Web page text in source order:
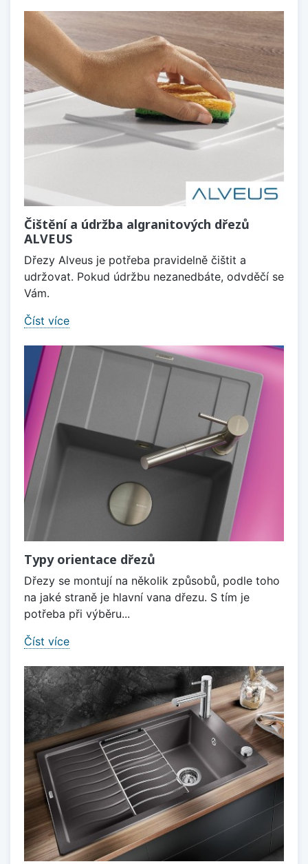
Čištění a údržba algranitových dřezů
ALVEUS
Dřezy Alveus je potřeba pravidelně čištit a
udržovat. Pokud údržbu nezanedbáte, odvděčí se
Vám.
Číst více
Typy orientace dřezů
Dřezy se montují na několik způsobů, podle toho
na jaké straně je hlavní vana dřezu. S tím je
potřeba při výběru...
Číst více